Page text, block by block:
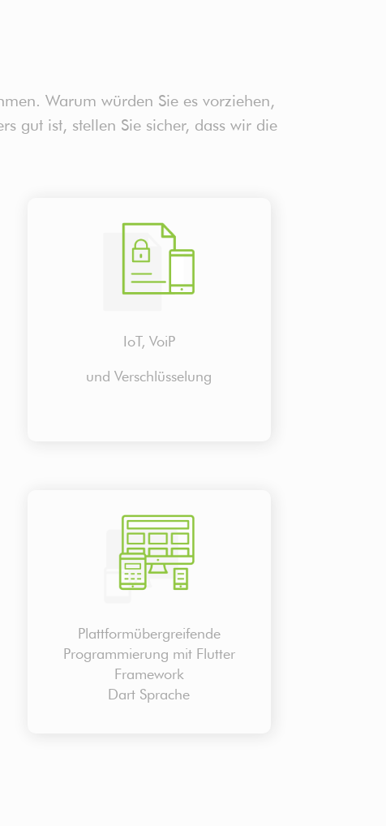
Warum würden Sie es vorziehen,
gut ist, stellen Sie sicher, dass wir die
IoT, VoiP
und Verschlüsselung
Plattformübergreifende
Programmierung mit Flutter
Framework
Dart Sprache